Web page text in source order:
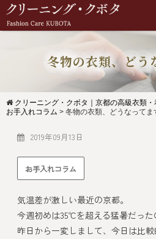
冬物の衣類、どう
クリーニング・クボタ｜京都の高級衣類
お手入れコラム > 冬物の衣類、どうなってま
2019年09月13日
お手入れコラム
気温差が激しい最近の京都。
今週初めは35℃を超える猛暑だった
昨日から一変しまして、今日は比